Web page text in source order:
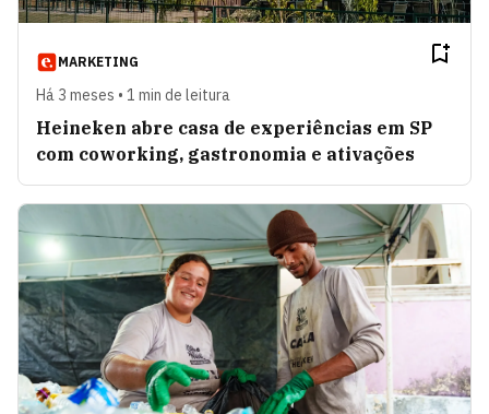
MARKETING
Há 3 meses • 1 min de leitura
Heineken abre casa de experiências em SP
com coworking, gastronomia e ativações